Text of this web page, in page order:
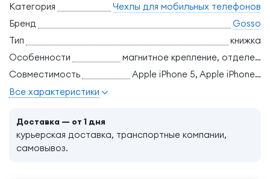
Категория
Чехлы для мобильных телефонов
Бренд
Gosso
Тип
книжка
Особенности
магнитное крепление, отделение для банковских карт, поддержка беспроводной зарядки, трансформация в подставку, ударопрочный
Совместимость
Apple iPhone 5, Apple iPhone 5S, Apple iPhone SE
Все характеристики
Доставка — от 1 дня
курьерская доставка, транспортные компании,
самовывоз.